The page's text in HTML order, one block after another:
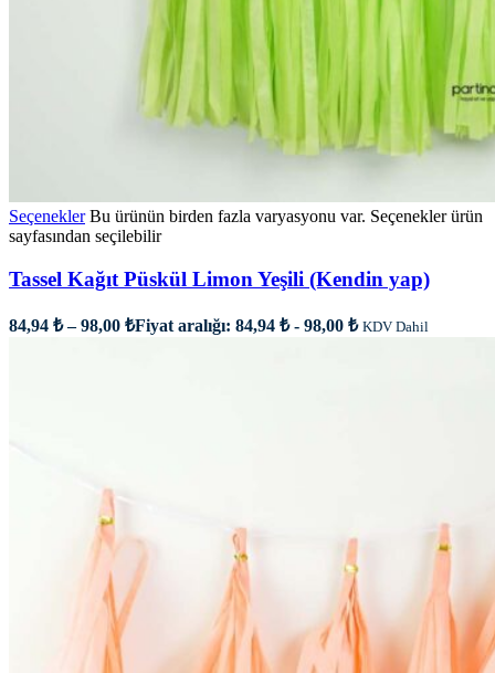
SeçeneklerBu ürünün birden fazla varyasyonu var. Seçenekler ürün
sayfasından seçilebilir
Tassel Kağıt Püskül Limon Yeşili (Kendin yap)
84,94 ₺ –98,00 ₺Fiyat aralığı: 84,94 ₺ - 98,00 ₺ KDV Dahil